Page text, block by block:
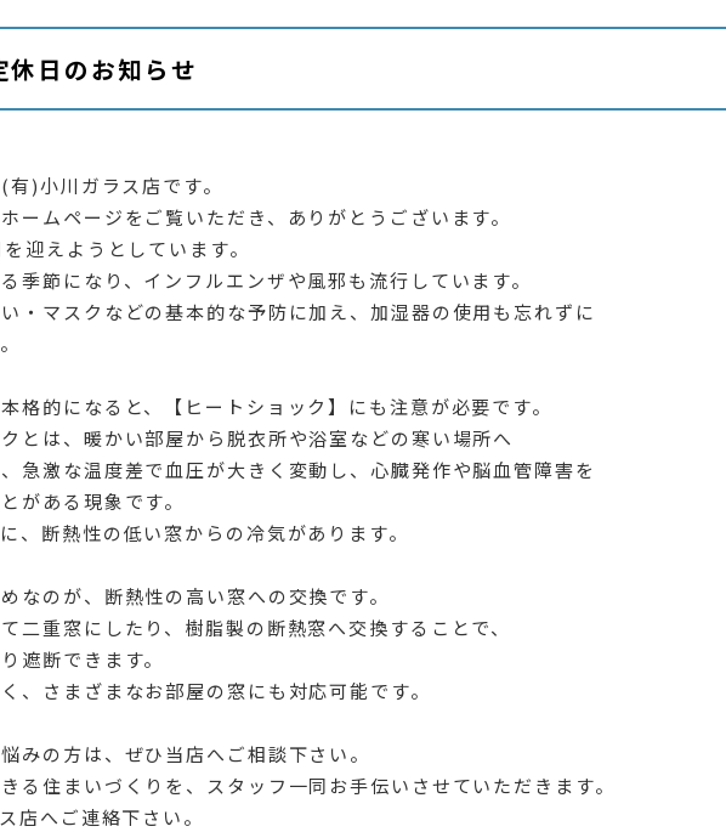
休日のお知らせ
)小川ガラス店です。
ームページをご覧いただき、ありがとうございます。
迎えようとしています。
季節になり、インフルエンザや風邪も流行しています。
・マスクなどの基本的な予防に加え、加湿器の使用も忘れずに
格的になると、【ヒートショック】にも注意が必要です。
とは、暖かい部屋から脱衣所や浴室などの寒い場所へ
急激な温度差で血圧が大きく変動し、心臓発作や脳血管障害を
がある現象です。
、断熱性の低い窓からの冷気があります。
なのが、断熱性の高い窓への交換です。
二重窓にしたり、樹脂製の断熱窓へ交換することで、
遮断できます。
、さまざまなお部屋の窓にも対応可能です。
みの方は、ぜひ当店へご相談下さい。
る住まいづくりを、スタッフ一同お手伝いさせていただきます。
店へご連絡下さい。